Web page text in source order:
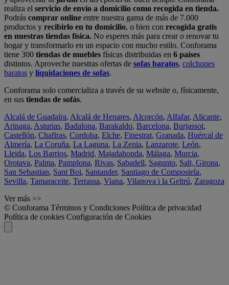
realiza el servicio de envío a domicilio como recogida en tienda.
Podrás comprar online entre nuestra gama de más de 7.000
productos y recibirlo en tu domicilio, o bien con recogida gratis
en nuestras tiendas física. No esperes más para crear o renovar tu
hogar y transformarlo en un espacio con mucho estilo. Conforama
tiene 300 tiendas de muebles físicas distribuidas en 6 países
distintos. Aproveche nuestras ofertas de sofas baratos, colchones
baratos y liquidaciones de sofas.
Conforama solo comercializa a través de su website o, físicamente,
en sus tiendas de sofás.
Alcalá de Guadaíra, Alcalá de Henares, Alcorcón, Alfafar, Alicante,
Arinaga, Asturias, Badalona, Barakaldo, Barcelona, Burjassot,
Castellón, Chafiras, Cordoba, Elche, Finestrat, Granada, Huércal de
Almería, La Coruña, La Laguna, La Zenia, Lanzarote, León,
Lleida, Los Barrios, Madrid, Majadahonda, Málaga, Murcia,
Orotava, Palma, Pamplona, Rivas, Sabadell, Sagunto, Salt, Girona,
San Sebastian, Sant Boi, Santander, Santiago de Compostela,
Sevilla, Tamaraceite, Terrassa, Viana, Vilanova i la Geltrú, Zaragoza
Ver más >>
© Conforama Términos y Condiciones Política de privacidad
Política de cookies Configuración de Cookies